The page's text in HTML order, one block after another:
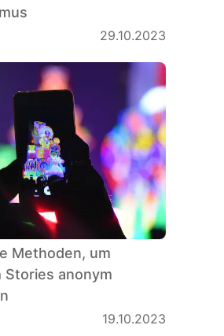
29.10.2023
Methoden, um
Stories anonym
19.10.2023